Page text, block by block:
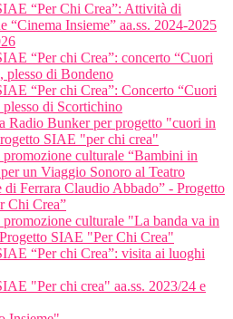
“Per Chi Crea”: Attività di
“Cinema Insieme” aa.ss. 2024-2025
“Per chi Crea”: concerto “Cuori
plesso di Bondeno
“Per chi Crea”: Concerto “Cuori
di Scortichino
Radio Bunker per progetto "cuori in
SIAE "per chi crea"
culturale “Bambini in
un Viaggio Sonoro al Teatro
di Ferrara Claudio Abbado” - Progetto
Chi Crea”
culturale "La banda va in
SIAE "Per Chi Crea"
“Per chi Crea”: visita ai luoghi
"Per chi crea" aa.ss. 2023/24 e